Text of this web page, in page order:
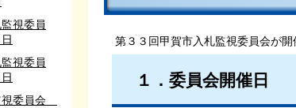
視委員
視委員
視委員会
第３３回甲賀市入札監視委員会が
１．委員会開催日